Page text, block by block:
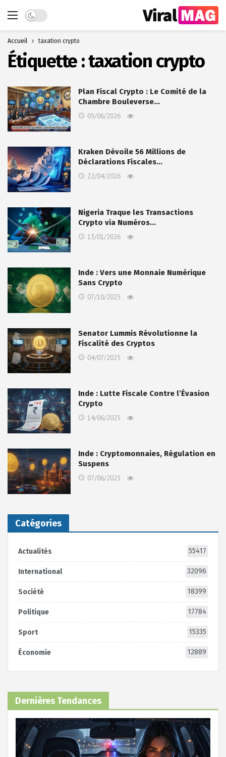
Dark mode
Accueil taxation crypto
Étiquette :taxation crypto
Plan Fiscal Crypto : Le Comité de la
Chambre Bouleverse…
05/06/2026
Kraken Dévoile 56 Millions de
Déclarations Fiscales…
22/04/2026
Nigeria Traque les Transactions
Crypto via Numéros…
13/01/2026
Inde : Vers une Monnaie Numérique
Sans Crypto
07/10/2025
Senator Lummis Révolutionne la
Fiscalité des Cryptos
04/07/2025
Inde : Lutte Fiscale Contre l’Évasion
Crypto
14/06/2025
Inde : Cryptomonnaies, Régulation en
Suspens
07/06/2025
Catégories
Actualités 55417
International 32096
Société 18399
Politique 17784
Sport 15335
Économie 12889
Dernières Tendances